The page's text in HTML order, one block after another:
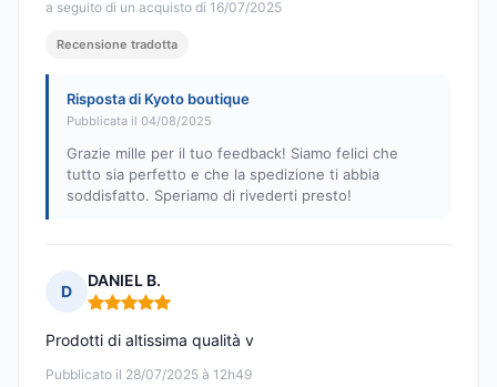
a seguito di un acquisto di 16/07/2025
Recensione tradotta
Risposta di Kyoto boutique
Pubblicata il 04/08/2025
Grazie mille per il tuo feedback! Siamo felici che
tutto sia perfetto e che la spedizione ti abbia
soddisfatto. Speriamo di rivederti presto!
D
DANIEL B.
Nota: 5 su 5
Pubblicato il 28/07/2025 à 12h49
Prodotti di altissima qualità v